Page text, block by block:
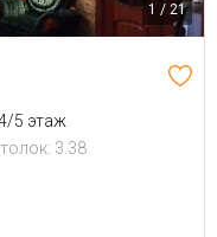
1 / 21
5 этаж
3.38